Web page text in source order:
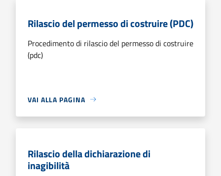
Rilascio del permesso di costruire (PDC)
Procedimento di rilascio del permesso di costruire
(pdc)
VAI ALLA PAGINA
Rilascio della dichiarazione di
inagibilità